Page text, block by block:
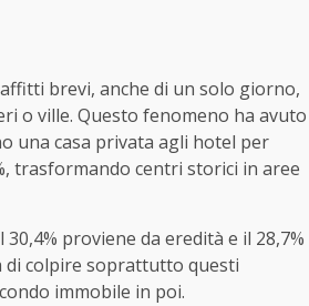
brevi, anche di un solo giorno,
o ville. Questo fenomeno ha avuto
una casa privata agli hotel per
trasformando centri storici in aree
proviene da eredità e il 28,7%
di colpire soprattutto questi
immobile in poi.